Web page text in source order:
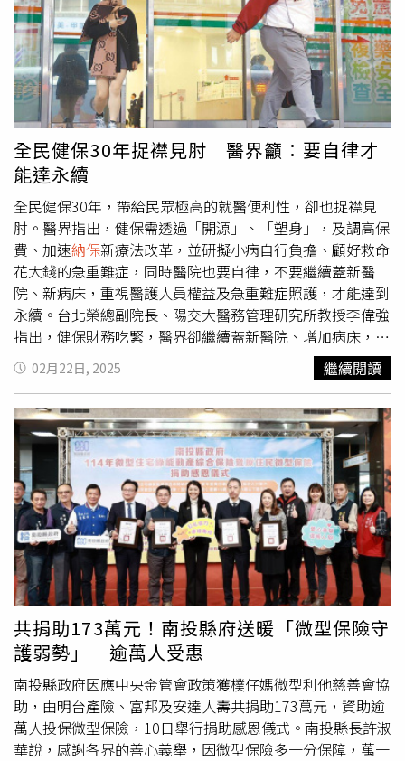
萬元，標準扣除額調整為13.1萬元；幼兒學前扣除額除了取
消排富條款；租金支出扣除額改為特別扣除額，上限提高至
18萬元。民眾可選擇綜合所得稅手機報稅。（圖／方萬民
攝）2.房屋稅2.0開徵房屋稅2.0制度5月首度開徵，開徵件數
963萬件，稅額為1028億元。房屋稅2.0規定自住房屋要設
戶籍，才能享受1.2%優惠稅率，設戶籍的時間延後到6月2
日。3.台鐵漲價台鐵6月23日起正式調漲票價，平均漲幅
26.8%，自5月26日起訂票即採新價格。4.健保7大新制包括
投入42.2億元推出「改善急診壅塞支付標準調整案」；另外
還通過多項重大給付，包括居家血液透析、產科夜間例假日
接生自然產加成給付、預立醫療照護諮商給付對象放寬、基
層護理人員增加診察費、ERAS術後加速康復計劃，並首度
給付食品項目，適用早產兒住院母乳補充品。5.產後免費心
理諮商衛福部5月起分別於「產後4周內」及「產後3個月」
2大產後憂鬱症好發階段，提供2次產後免費心理諮商計畫，
預估將有6至8萬名婦女受惠。6.世壯運期間44處場館周邊禁
菸台北市宣布，自5月1日起台北體育園區、天母棒球場與市
立網球中心周邊室外區域實施禁菸。另外，5月17日至30日
舉行「2025雙北壯年運動會」，室內、外場館皆禁止吸食
任何形式的菸品（含電子煙、加熱菸），且有44處場館周邊
戶外區域實施禁菸措施，違規者將被開罰2000至1萬元。7.
台南ATM領錢須露全臉國內詐騙案頻傳，台南市率先推行
ATM「脫口罩警示系統」，若提款人未露出全臉，系統將先
發出提醒，若10至15秒內仍無法辨識，將觸發警報聲響。8.
赴泰旅遊要填數位入境卡5月1日起，所有通過空中、陸地或
海上入境的非泰國國民，必須在預定抵達日期前3天內，提
交泰國數位入境卡（TDAC），包含個人資訊、航班資料及
住宿地點等。
全民健保30年捉襟見肘 醫界籲：要自律才
能達永續
全民健保30年，帶給民眾極高的就醫便利性，卻也捉襟見
肘。醫界指出，健保需透過「開源」、「塑身」，及調高保
費、加速納保新療法改革，並研擬小病自行負擔、顧好救命
花大錢的急重難症，同時醫院也要自律，不要繼續蓋新醫
院、新病床，重視醫護人員權益及急重難症照護，才能達到
永續。台北榮總副院長、陽交大醫務管理研究所教授李偉強
指出，健保財務吃緊，醫界卻繼續蓋新醫院、增加病床，醫
療生態發展為規模經濟，導致各層級醫院互相競爭、衝量；
健保改革的同時，醫療體系也要自律，審慎評估擴建病床，
節制非必要的門診、住診、檢查。近年自費醫療自費興起，
如醫美、減重市場，急重難科別式微，醫院難以留住人力。
李偉強強調，健保改革須開源及塑身，如透過提高部分負
擔，增加總額財源，並重新檢討給付項目，強化醫事人力，
將人才留在體系內。台灣醫務管理學會理事長洪子仁認為，
受到健保總額限制，醫院經營壓力增加、醫護人力流失，進
而引發病床縮減、急診壅塞等問題。他建議，應調高保費、
優化支付制度、加速新療法 納保，讓有錢人承擔更多責任，
提高急難重症給付，提升醫護人員就職留任率，加速新藥、
新科技納保 ，提升健保財務韌性。台灣新藥取得不易，民眾
就醫往往需自費。中華景康藥學基金會董事長沈麗娟直批，
健保「該給的給不夠，不該給的給太多」。美國新藥取得速
度快，雖然藥價高，但過了專利期，替代率近9成，而這些
過了專利期的藥，台灣健保仍高價給付，結果找不到財源買
新藥。政府要讓民眾知道學名藥、生物相似藥是安全、有品
質的，如同開車，有人堅持開賓士，有人只要Toyota，若要
賓士（原廠藥），就讓民眾多付一點錢。
02月22日, 2025 繼續閱讀
共捐助173萬元！南投縣府送暖「微型保險守
護弱勢」 逾萬人受惠
南投縣政府因應中央金管會政策獲樸仔媽微型利他慈善會協
助，由明台產險、富邦及安達人壽共捐助173萬元，資助逾
萬人投保微型保險，10日舉行捐助感恩儀式。南投縣長許淑
華說，感謝各界的善心義舉，因微型保險多一分保障，萬一